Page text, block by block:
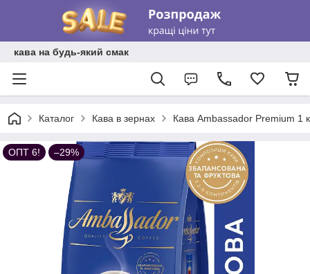
кава на будь-який смак
Каталог Кава в зернах Кава Ambassador Premium 1
ОПТ 6! –29%